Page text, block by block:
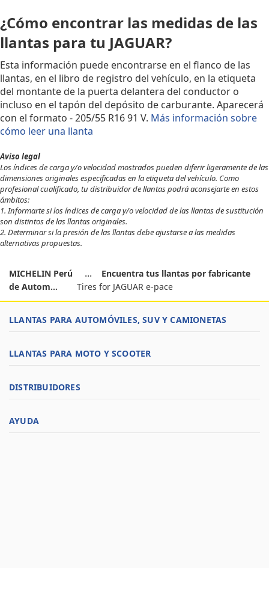
¿Cómo encontrar las medidas de las
llantas para tu JAGUAR?
Esta información puede encontrarse en el flanco de las
llantas, en el libro de registro del vehículo, en la etiqueta
del montante de la puerta delantera del conductor o
incluso en el tapón del depósito de carburante. Aparecerá
con el formato - 205/55 R16 91 V. Más información sobre
cómo leer una llanta
Aviso legal
Los índices de carga y/o velocidad mostrados pueden diferir ligeramente de las
dimensiones originales especificadas en la etiqueta del vehículo. Como
profesional cualificado, tu distribuidor de llantas podrá aconsejarte en estos
ámbitos:
1. Informarte si los índices de carga y/o velocidad de las llantas de sustitución
son distintos de las llantas originales.
2. Determinar si la presión de las llantas debe ajustarse a las medidas
alternativas propuestas.
MICHELIN Perú
Encuentra tus llantas por fabricante
de Autom...
Tires for JAGUAR e-pace
LLANTAS PARA AUTOMÓVILES, SUV Y CAMIONETAS
LLANTAS PARA MOTO Y SCOOTER
DISTRIBUIDORES
AYUDA